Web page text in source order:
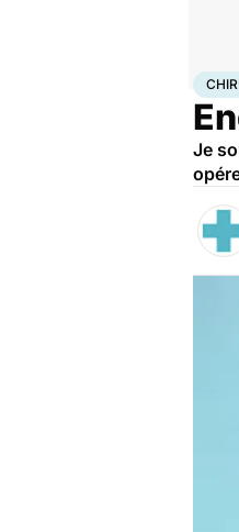
Accueil
Je